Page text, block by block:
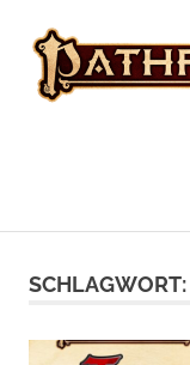
InhaltSCHLAGWORT: